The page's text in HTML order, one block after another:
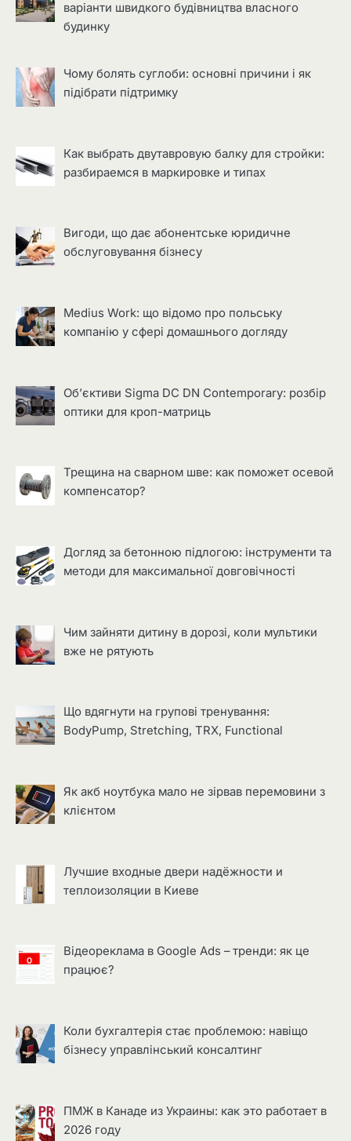
варіанти швидкого будівництва власного
будинку
Чому болять суглоби: основні причини і як
підібрати підтримку
Как выбрать двутавровую балку для стройки:
разбираемся в маркировке и типах
Вигоди, що дає абонентське юридичне
обслуговування бізнесу
Medius Work: що відомо про польську
компанію у сфері домашнього догляду
Об’єктиви Sigma DC DN Contemporary: розбір
оптики для кроп-матриць
Трещина на сварном шве: как поможет осевой
компенсатор?
Догляд за бетонною підлогою: інструменти та
методи для максимальної довговічності
Чим зайняти дитину в дорозі, коли мультики
вже не рятують
Що вдягнути на групові тренування:
BodyPump, Stretching, TRX, Functional
Як акб ноутбука мало не зірвав перемовини з
клієнтом
Лучшие входные двери надёжности и
теплоизоляции в Киеве
Відеореклама в Google Ads – тренди: як це
працює?
Коли бухгалтерія стає проблемою: навіщо
бізнесу управлінський консалтинг
ПМЖ в Канаде из Украины: как это работает в
2026 году